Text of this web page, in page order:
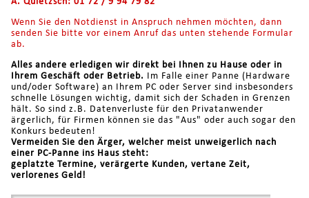
Wenn Sie den Notdienst in Anspruch nehmen möchten, dann
senden Sie bitte vor einem Anruf das unten stehende Formular
ab.
Alles andere erledigen wir direkt bei Ihnen zu Hause oder in
Ihrem Geschäft oder Betrieb. Im Falle einer Panne (Hardware
und/oder Software) an Ihrem PC oder Server sind insbesonders
schnelle Lösungen wichtig, damit sich der Schaden in Grenzen
hält. So sind z.B. Datenverluste für den Privatanwender
ärgerlich, für Firmen können sie das "Aus" oder auch sogar den
Konkurs bedeuten!
Vermeiden Sie den Ärger, welcher meist unweigerlich nach
einer PC-Panne ins Haus steht:
geplatzte Termine, verärgerte Kunden, vertane Zeit,
verlorenes Geld!